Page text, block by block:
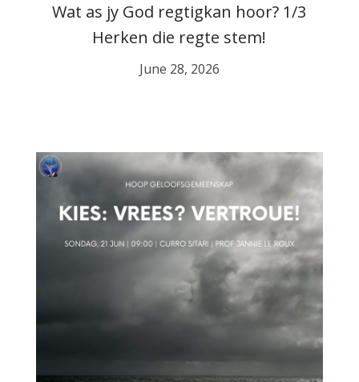
Wat as jy God regtigkan hoor? 1/3
Herken die regte stem!
June 28, 2026